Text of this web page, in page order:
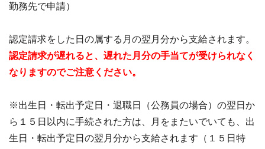
勤務先で申請）
認定請求をした日の属する月の翌月分から支給されます。
認定請求が遅れると、遅れた月分の手当てが受けられなく
なりますのでご注意ください。
※出生日・転出予定日・退職日（公務員の場合）の翌日か
ら１５日以内に手続された方は、月をまたいでいても、出
生日・転出予定日の翌月分から支給されます（１５日特